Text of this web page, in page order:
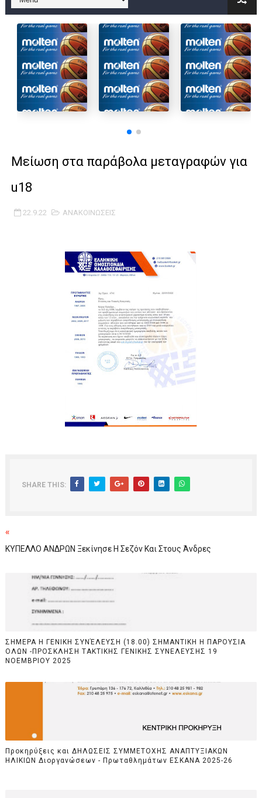
B ΕΦΗΒΩΝ F4 : Χάλκινο το Πέρα 71-56 την Δραπετσώνα στον
Στην National League 2 ο Μανδραϊκός 83-72 τον Εθνικό
Live streaming ΜΠΑΡΑΖ ΑΝΟΔΟΥ ΣΤΗΝ NL 2 : ΑΥΡΙΟ
Β΄ ΕΦΗΒΩΝ F4 : Εντυπωσιακός ο Ρέντης στον τελικό 104-77
TEΛΙΚΟΣ ΚΥΠΕΛΛΟΥ: Κυπελλούχος ο Μανδραϊκός σε ματς
ΧΡΟΝΙΑ ΠΟΛΛΑ ΣΤΟ ΕΛΛΗΝΙΚΟ ΜΠΑΣΚΕΤ : 39Η ΕΠΕΤΕΙΟΣ ΑΠΟ
Ο δρόμος για τον 29ο τελικό κυπέλλου ανδρών ΕΣΚΑΝΑ
U21: Τεράστια πρόκριση για τον Πανελευσινιακό στον
Γ΄ανδρών play offs : "Σκληρό" καρύδι η Φιλία Περάματος
Play off B εφήβων Β φάση Στο f4 ΑΕ Ρέντη, Πέρα , Ερμής
Μείωση στα παράβολα μεταγραφών για
u18
22.9.22 ΑΝΑΚΟΙΝΩΣΕΙΣ
SHARE THIS:
«
ΚΥΠΕΛΛΟ ΑΝΔΡΩΝ Ξεκίνησε Η Σεζόν Και Στους Άνδρες
ΣΗΜΕΡΑ Η ΓΕΝΙΚΗ ΣΥΝΈΛΕΥΣΗ (18.00) ΣΗΜΑΝΤΙΚΗ Η ΠΑΡΟΥΣΙΑ
ΟΛΩΝ -ΠΡΟΣΚΛΗΣΗ ΤΑΚΤΙΚΗΣ ΓΕΝΙΚΗΣ ΣΥΝΕΛΕΥΣΗΣ 19
ΝΟΕΜΒΡΙΟΥ 2025
Προκηρύξεις και ΔΗΛΩΣΕΙΣ ΣΥΜΜΕΤΟΧΗΣ ΑΝΑΠΤΥΞΙΑΚΩΝ
ΗΛΙΚΙΩΝ Διοργανώσεων - Πρωταθλημάτων ΕΣΚΑΝΑ 2025-26